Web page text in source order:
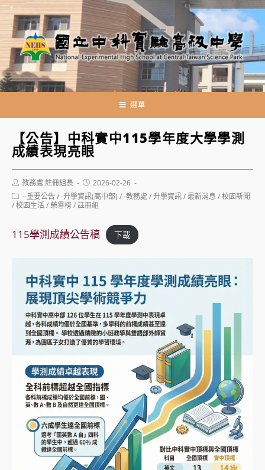
跳
轉
至
主
要
內
選單
【公告】中科實中115學年度大學學測
成績表現亮眼
Post
author:
教務處 註冊組長
Post
published:
2026-02-26
Post
category:
--重要公告/-升學資訊(高中部) /-教務處 /升學資訊/最新消息 /校園新聞
/校園生活/榮譽榜/註冊組
115學測成績公告稿 下載